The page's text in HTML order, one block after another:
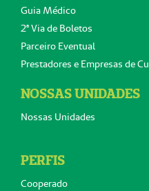
Guia Médico
2ª Via de Boletos
Parceiro Eventual
Prestadores e Empresas de
NOSSAS UNIDADES
Nossas Unidades
PERFIS
Cooperado